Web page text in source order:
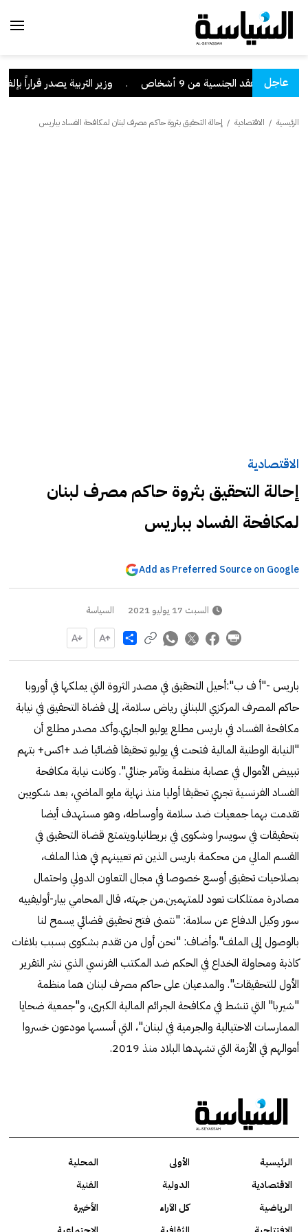
عاجل
قرار بفقد الجنسية من 9 أشخاص وزير التربية يصدر قراراً
الرئيسية / الاقتصادية / إحالة التحقيق بثروة حاكم مصرف لبنان لمكافحة الفساد بباريس
الاقتصادية
إحالة التحقيق بثروة حاكم مصرف لبنان
لمكافحة الفساد بباريس
Add as Preferred Source on Google
السبت 17 يوليو 2021 السياسة
Share
باريس -"أ ف ب":أحيل التحقيق في مصدر الثروة التي يملكها في أوروبا
حاكم المصرف المركزي اللبناني رياض سلامة، إلى قضاة التحقيق في نيابة
مكافحة الفساد في باريس مطلع يوليو الجاري.وأكد مصدر مطلع أن
"النيابة الوطنية المالية فتحت في يوليو تحقيقا قضائيا ضد +اكس+ بتهم
تبييض الأموال في عصابة منظمة وتآمر جنائي". وكانت نيابة مكافحة
الفساد الفرنسية تجري تحقيقا أوليا منذ نهاية مايو الماضي، بعد شكويين
تقدمت بهما جمعيات ضد سلامة وأوساطه، وهو مستهدف أيضا
بتحقيقات في سويسرا وشكوى في بريطانيا.ويتمتع قضاة التحقيق في
القسم المالي من محكمة باريس الذين تم تعيينهم في هذا الملف،
بصلاحيات تحقيق أوسع خصوصا في مجال التعاون الدولي واحتمال
مصادرة ممتلكات تعود للمتهمين.من جهته، قال المحامي بيار-أوليفييه
سور وكيل الدفاع عن سلامة: "نتمنى فتح تحقيق قضائي يسمح لنا
بالوصول إلى الملف".وأضاف: "نحن أول من تقدم بشكوى بسبب بلاغات
كاذبة ومحاولة الخداع في الحكم ضد المكتب الفرنسي الذي نشر التقرير
الأول للتحقيقات". والمدعيان على حاكم مصرف لبنان هما منظمة
"شيربا" التي تنشط في مكافحة الجرائم المالية الكبرى، و"جمعية ضحايا
الممارسات الاحتيالية والجرمية في لبنان"، التي أسسها مودعون خسروا
أموالهم في الأزمة التي تشهدها البلاد منذ 2019.
الرئيسية الأولى
المحلية
الاقتصادية
الدولية
الفنية
الرياضية
كل الآراء
الأخيرة